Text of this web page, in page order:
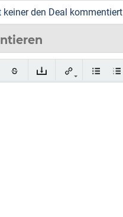
keiner den Deal kommentiert